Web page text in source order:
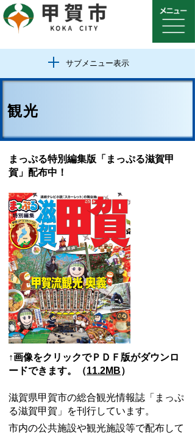
サブメニュー表示
観光
まっぷる特別編集版「まっぷる滋賀甲
賀」配布中！
↑画像をクリックでＰＤＦ版がダウンロ
ードできます。（11.2MB）
滋賀県甲賀市の総合観光情報誌「まっぷ
る滋賀甲賀」を刊行しています。
市内の公共施設や観光施設等で配布して